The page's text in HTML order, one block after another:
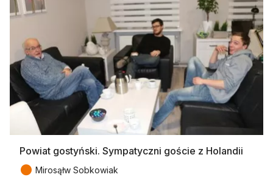
Powiat gostyński. Sympatyczni goście z Holandii
● Mirosąłw Sobkowiak